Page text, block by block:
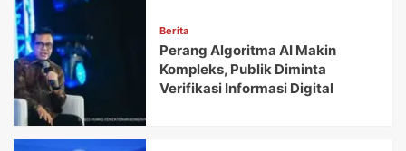
Berita
Perang Algoritma AI Makin
Kompleks, Publik Diminta
Verifikasi Informasi Digital